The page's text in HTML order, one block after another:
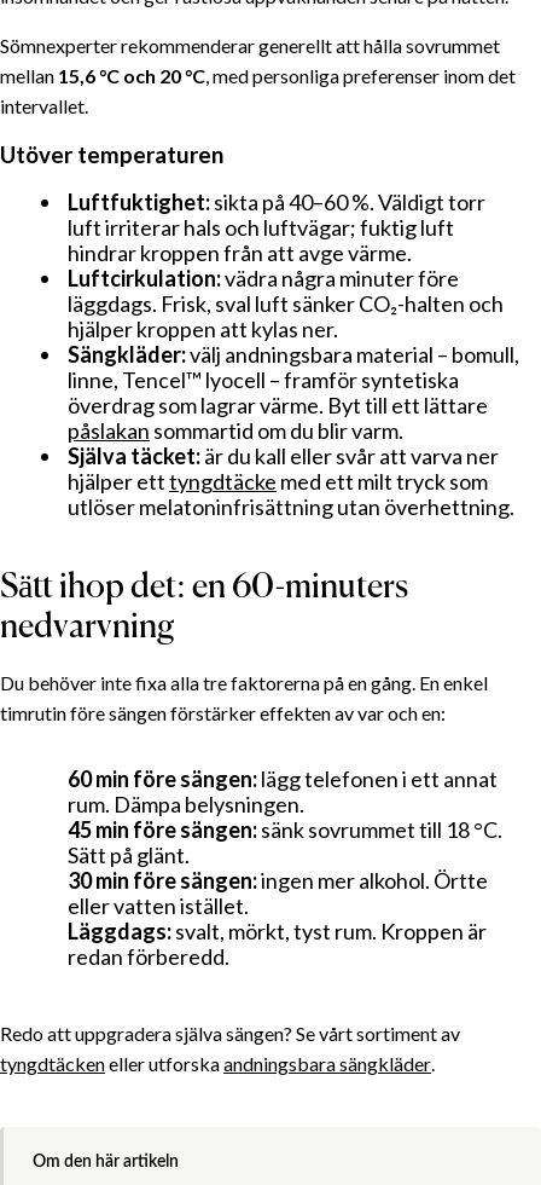
Sömnexperter rekommenderar generellt att hålla sovrummet
mellan 15,6 °C och 20 °C, med personliga preferenser inom det
intervallet.
Utöver temperaturen
Luftfuktighet:sikta på 40–60 %. Väldigt torr
luft irriterar hals och luftvägar; fuktig luft
hindrar kroppen från att avge värme.
Luftcirkulation:vädra några minuter före
läggdags. Frisk, sval luft sänker CO₂-halten och
hjälper kroppen att kylas ner.
Sängkläder:välj andningsbara material – bomull,
linne, Tencel™ lyocell – framför syntetiska
överdrag som lagrar värme. Byt till ett lättare
påslakan sommartid om du blir varm.
Själva täcket:är du kall eller svår att varva ner
hjälper etttyngdtäcke med ett milt tryck som
utlöser melatoninfrisättning utan överhettning.
Sätt ihop det: en 60-minuters
nedvarvning
Du behöver inte fixa alla tre faktorerna på en gång. En enkel
timrutin före sängen förstärker effekten av var och en:
60 min före sängen:lägg telefonen i ett annat
rum. Dämpa belysningen.
45 min före sängen:sänk sovrummet till 18 °C.
Sätt på glänt.
30 min före sängen:ingen mer alkohol. Örtte
eller vatten istället.
Läggdags:svalt, mörkt, tyst rum. Kroppen är
redan förberedd.
Redo att uppgradera själva sängen? Se vårt sortiment av
tyngdtäckeneller utforskaandningsbara sängkläder.
Om den här artikeln
INNEHÅLLSFÖRTECKNING
Blått ljus och din biologiska klocka
Det som faktiskt hjälper
Praktiska grundregler
Ditt sovrumsklimat
Utöver temperaturen
Sätt ihop det: en 60-minuters nedvarvning